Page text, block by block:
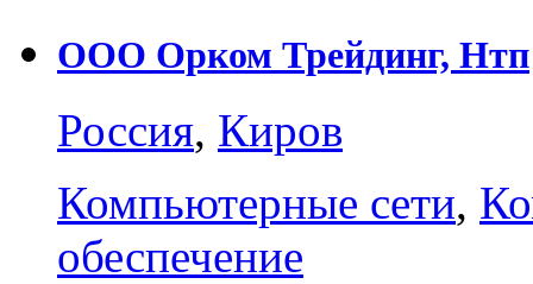
ООО Орком Трейдинг, Нтп
Россия, Киров
Компьютерные сети,
обеспечение